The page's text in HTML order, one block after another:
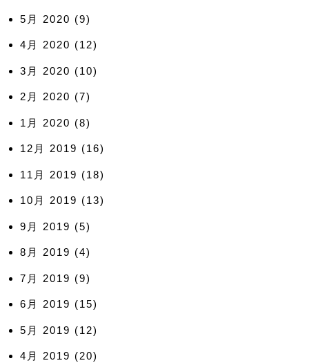
5月 2020 (9)
4月 2020 (12)
3月 2020 (10)
2月 2020 (7)
1月 2020 (8)
12月 2019 (16)
11月 2019 (18)
10月 2019 (13)
9月 2019 (5)
8月 2019 (4)
7月 2019 (9)
6月 2019 (15)
5月 2019 (12)
4月 2019 (20)